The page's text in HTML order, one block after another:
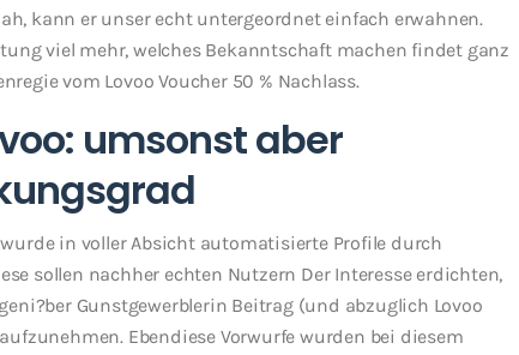
kann er unser echt untergeordnet einfach erwahnen.
viel mehr, welches Bekanntschaft machen findet ganz
vom Lovoo Voucher 50 % Nachlass.
umsonst aber
in voller Absicht automatisierte Profile durch
sollen nachher echten Nutzern Der Interesse erdichten,
Gunstgewerblerin Beitrag (und abzuglich Lovoo
Ebendiese Vorwurfe wurden bei diesem